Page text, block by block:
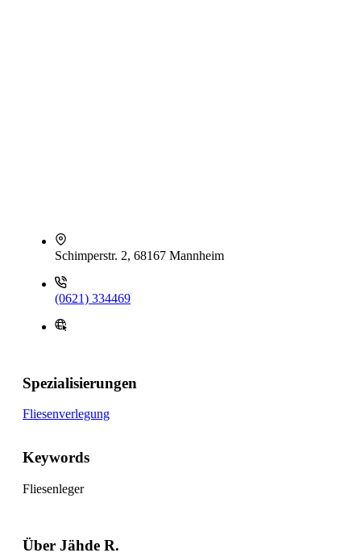
Schimperstr. 2, 68167 Mannheim
(0621) 334469
Spezialisierungen
Fliesenverlegung
Keywords
Fliesenleger
Über Jähde R.